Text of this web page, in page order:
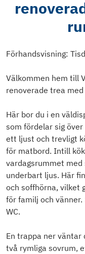
Förhandsvisning:
Välkommen hem till
renoverade trea
Här bor du i en
som fördelar sig
ett ljust och trevligt
för matbord. Intill
vardagsrummet
underbart ljus. Här
och soffhörna, vilket
för familj och
WC.
En trappa ner väntar
två rymliga sovrum,